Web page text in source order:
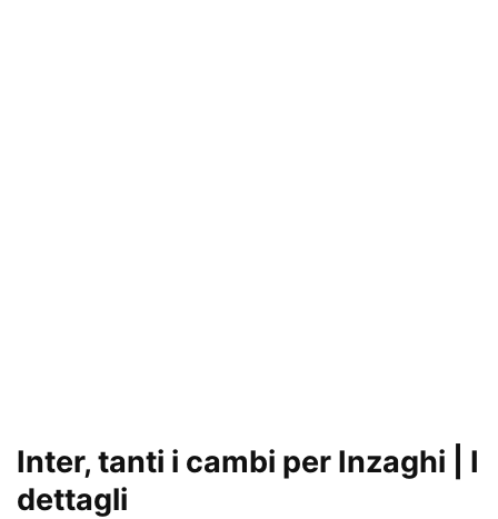
Inter, tanti i cambi per Inzaghi | I
dettagli